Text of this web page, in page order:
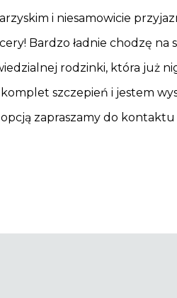
i niesamowicie
Bardzo ładnie chodzę na
rodzinki, która już
szczepień i jestem
zapraszamy do